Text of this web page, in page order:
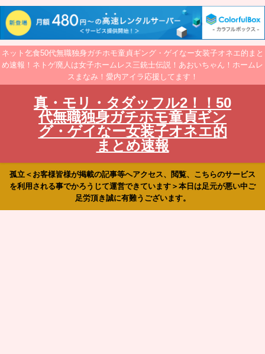
ネット乞食50代無職独身ガチホモ童貞ギング・ゲイなー女装子オネエ的まと
め速報！ネトゲ廃人は女子ホームレス三銃士伝説！あおいちゃん！ホームレ
スまなみ！愛内アイラ応援してます！
真・モリ・タダッフル2！！50
代無職独身ガチホモ童貞ギン
グ・ゲイなー女装子オネエ的
まとめ速報
孤立＜お客様皆様が掲載の記事等へアクセス、閲覧、こちらのサービス
を利用される事でかろうじて運営できています＞本日は足元が悪い中ご
足労頂き誠に有難うございます。